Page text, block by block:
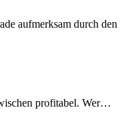
aufmerksam durch
profitabel. Wer…